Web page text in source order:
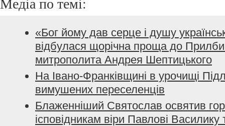
«Бог йому дав серце і душу
відбулася щорічна проща до
митрополита Андрея Шептицького
На Івано-Франківщині в урочищі
вимушених переселенців
Блаженніший Святослав освятив
ісповідникам віри Павлові